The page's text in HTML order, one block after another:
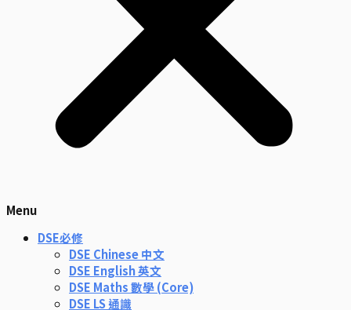
Menu
DSE必修
DSE Chinese 中文
DSE English 英文
DSE Maths 數學 (Core)
DSE LS 通識